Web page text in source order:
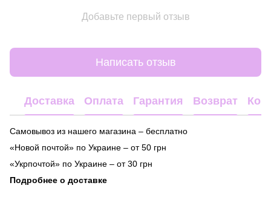
Добавьте первый отзыв
Написать отзыв
Доставка Оплата Гарантия Возврат
Самовывоз из нашего магазина – бесплатно
«Новой почтой» по Украине – от 50 грн
«Укрпочтой» по Украине – от 30 грн
Подробнее о доставке